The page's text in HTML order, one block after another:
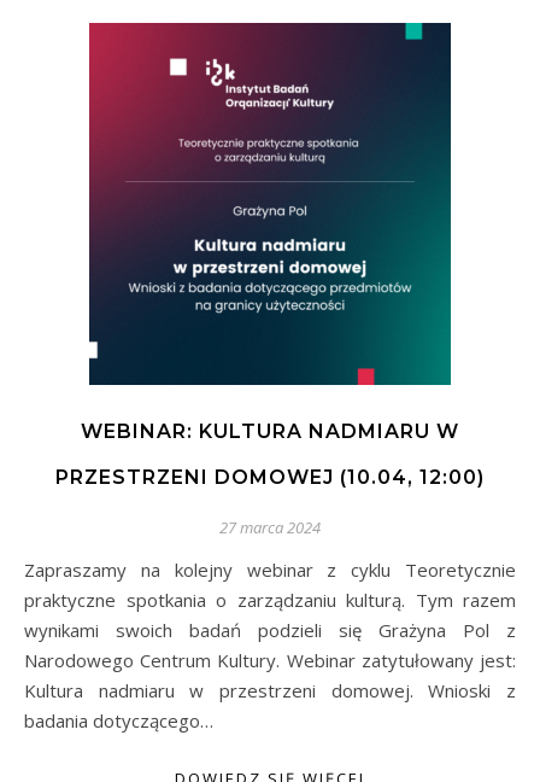
WEBINAR: KULTURA NADMIARU W
PRZESTRZENI DOMOWEJ (10.04, 12:00)
27 marca 2024
Zapraszamy na kolejny webinar z cyklu Teoretycznie
praktyczne spotkania o zarządzaniu kulturą. Tym razem
wynikami swoich badań podzieli się Grażyna Pol z
Narodowego Centrum Kultury. Webinar zatytułowany jest:
Kultura nadmiaru w przestrzeni domowej. Wnioski z
badania dotyczącego…